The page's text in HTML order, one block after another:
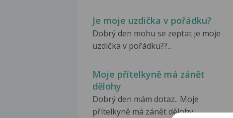
Je moje uzdička v pořádku?
Dobrý den mohu se zeptat je moje
uzdička v pořádku??...
Moje přítelkyně má zánět
dělohy
Dobrý den mám dotaz.. Moje
přítelkyně má zánět dělohy...